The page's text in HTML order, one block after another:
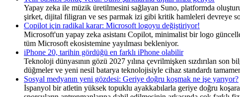
Yapay zeka ile müzik üretilmesini sağlayan Suno, platformda
şirket, dijital filigran ve ses parmak izi gibi kritik hamleleri devreye
Copilot için radikal karar: Microsoft logoyu değiştiriyor!
Microsoft'un yapay zeka asistanı Copilot, minimalist bir logo
tüm Microsoft ekosistemine yayılması bekleniyor.
iPhone 20, tarihin gördüğü en farklı iPhone olabilir
Teknoloji dünyasının gözü 2027 yılına çevrilmişken sızdırılan
düğmeler ve yeni nesil batarya teknolojisiyle cihaz standardı
Sosyal medyanın yeni gözdesi: Geriye doğru koşmak ne işe yarıyor?
İspanyol bir atletin yüksek topuklu ayakkabılarla geriye doğru